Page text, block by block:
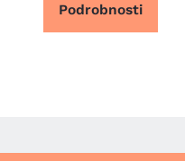
Podrobnosti